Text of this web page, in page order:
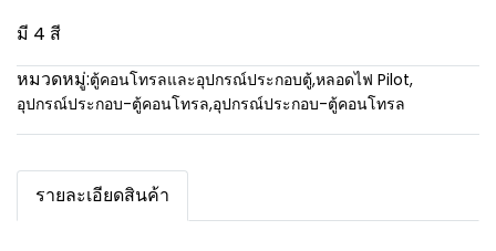
มี 4 สี
หมวดหมู่:ตู้คอนโทรลและอุปกรณ์ประกอบตู้,หลอดไฟ Pilot,
อุปกรณ์ประกอบ-ตู้คอนโทรล,อุปกรณ์ประกอบ-ตู้คอนโทรล
รายละเอียดสินค้า